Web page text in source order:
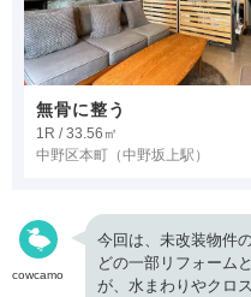
無骨に整う
1R / 33.56㎡
中野区本町 （中野坂上駅）
cowcamo
今回は、未改装物件
どの一部リフォーム
が、水まわりやクロ